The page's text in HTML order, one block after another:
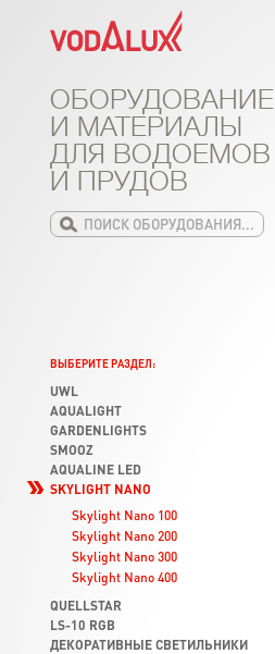
ОБОРУДОВАНИЕ
И МАТЕРИАЛЫ
ДЛЯ ВОДОЕМОВ
И ПРУДОВ
ВЫБЕРИТЕ РАЗДЕЛ:
UWL
AQUALIGHT
GARDENLIGHTS
SMOOZ
AQUALINE LED
SKYLIGHT NANO
Skylight Nano 100
Skylight Nano 200
Skylight Nano 300
Skylight Nano 400
QUELLSTAR
LS-10 RGB
ДЕКОРАТИВНЫЕ СВЕТИЛЬНИКИ